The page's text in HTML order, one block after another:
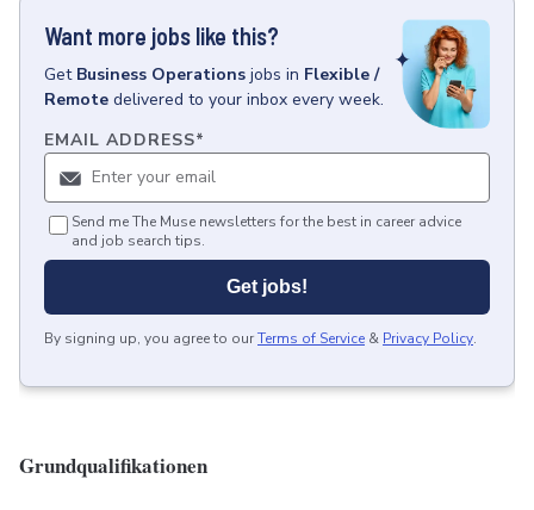
Want more jobs like this?
Get Business Operations jobs in Flexible /
Remote delivered to your inbox every week.
EMAIL ADDRESS*
Send me The Muse newsletters for the best in career advice
and job search tips.
Get jobs!
By signing up, you agree to ourTerms of Service & Privacy Policy.
Grundqualifikationen